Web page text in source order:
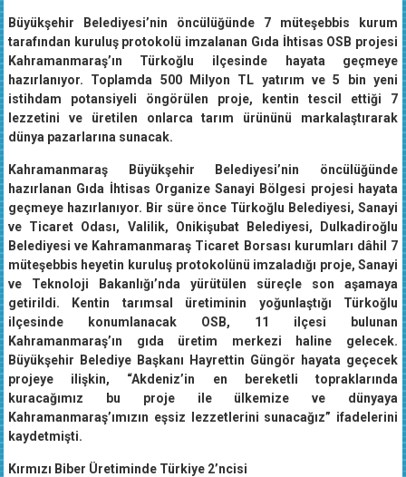
Büyükşehir Belediyesi’nin öncülüğünde 7 müteşebbis kurum
tarafından kuruluş protokolü imzalanan Gıda İhtisas OSB projesi
Kahramanmaraş’ın Türkoğlu ilçesinde hayata geçmeye
hazırlanıyor. Toplamda 500 Milyon TL yatırım ve 5 bin yeni
istihdam potansiyeli öngörülen proje, kentin tescil ettiği 7
lezzetini ve üretilen onlarca tarım ürününü markalaştırarak
dünya pazarlarına sunacak.
Kahramanmaraş Büyükşehir Belediyesi’nin öncülüğünde
hazırlanan Gıda İhtisas Organize Sanayi Bölgesi projesi hayata
geçmeye hazırlanıyor. Bir süre önce Türkoğlu Belediyesi, Sanayi
ve Ticaret Odası, Valilik, Onikişubat Belediyesi, Dulkadiroğlu
Belediyesi ve Kahramanmaraş Ticaret Borsası kurumları dâhil 7
müteşebbis heyetin kuruluş protokolünü imzaladığı proje, Sanayi
ve Teknoloji Bakanlığı’nda yürütülen süreçle son aşamaya
getirildi. Kentin tarımsal üretiminin yoğunlaştığı Türkoğlu
ilçesinde konumlanacak OSB, 11 ilçesi bulunan
Kahramanmaraş’ın gıda üretim merkezi haline gelecek.
Büyükşehir Belediye Başkanı Hayrettin Güngör hayata geçecek
projeye ilişkin, “Akdeniz’in en bereketli topraklarında
kuracağımız bu proje ile ülkemize ve dünyaya
Kahramanmaraş’ımızın eşsiz lezzetlerini sunacağız” ifadelerini
kaydetmişti.
Kırmızı Biber Üretiminde Türkiye 2’ncisi